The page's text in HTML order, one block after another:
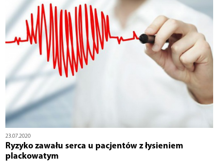
23.07.2020
Ryzyko zawału serca u pacjentów z łysieniem
plackowatym